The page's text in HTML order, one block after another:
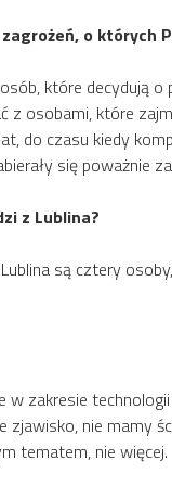
o których
które decydują
osobami, które
do czasu kiedy
się poważnie
z Lublina?
są cztery
zakresie
nie mamy
tematem, nie więcej.